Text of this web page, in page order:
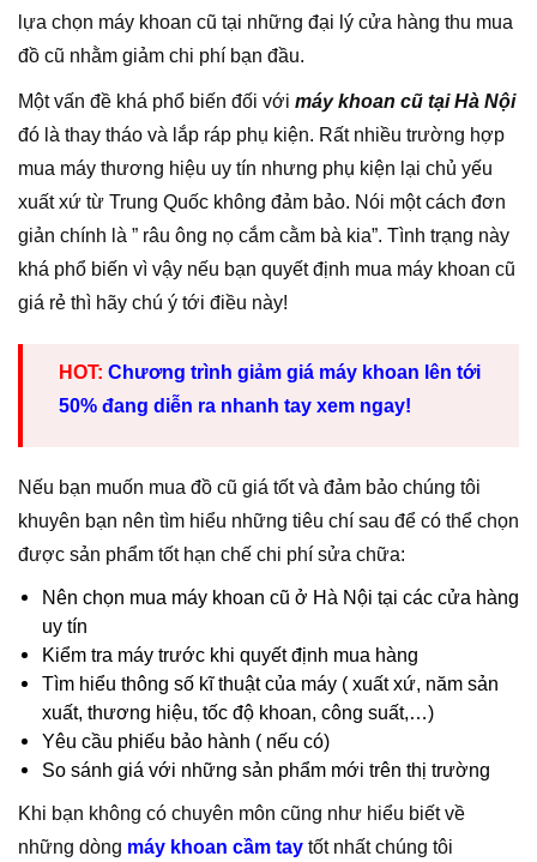
lựa chọn máy khoan cũ tại những đại lý cửa hàng thu mua
đồ cũ nhằm giảm chi phí bạn đầu.
Một vấn đề khá phổ biến đối với máy khoan cũ tại Hà Nội
đó là thay tháo và lắp ráp phụ kiện. Rất nhiều trường hợp
mua máy thương hiệu uy tín nhưng phụ kiện lại chủ yếu
xuất xứ từ Trung Quốc không đảm bảo. Nói một cách đơn
giản chính là ” râu ông nọ cắm cằm bà kia”. Tình trạng này
khá phổ biến vì vậy nếu bạn quyết định mua máy khoan cũ
giá rẻ thì hãy chú ý tới điều này!
HOT: Chương trình giảm giá máy khoan lên tới
50% đang diễn ra nhanh tay xem ngay!
Nếu bạn muốn mua đồ cũ giá tốt và đảm bảo chúng tôi
khuyên bạn nên tìm hiểu những tiêu chí sau để có thể chọn
được sản phẩm tốt hạn chế chi phí sửa chữa:
Nên chọn mua máy khoan cũ ở Hà Nội tại các cửa hàng
uy tín
Kiểm tra máy trước khi quyết định mua hàng
Tìm hiểu thông số kĩ thuật của máy ( xuất xứ, năm sản
xuất, thương hiệu, tốc độ khoan, công suất,…)
Yêu cầu phiếu bảo hành ( nếu có)
So sánh giá với những sản phẩm mới trên thị trường
Khi bạn không có chuyên môn cũng như hiểu biết về
những dòng máy khoan cầm tay tốt nhất chúng tôi